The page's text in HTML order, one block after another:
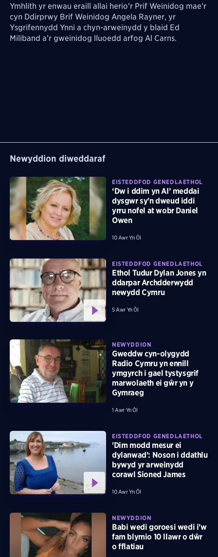
Ymhlith yr enwau eraill allai herio'r Prif Weinidog mae’r
cyn Ddirprwy Brif Weinidog Angela Rayner, yr
Ysgrifennydd Ynni a chyn-arweinydd y blaid Ed
Miliband a’r gweinidog lluoedd arfog Al Carns.
Newyddion diweddaraf
EISTEDDFOD GENEDLAETHOL
‘Dw i ddim yn AI’ meddai
dysgwr sy'n dweud iddi
yrru nofel at wobr Daniel
Owen
10 Awr Yn Ôl
EISTEDDFOD GENEDLAETHOL
Ethol Tudur Dylan Jones yn
ddarpar Archdderwydd
newydd Cymru
5 Awr Yn Ôl
NEWYDDION
Gweddw cyn-olygydd
Radio Cymru yn ennill
ymgyrch i gael tystysgrif
marwolaeth ei gŵr yn y
Gymraeg
1 Awr Yn Ôl
EISTEDDFOD GENEDLAETHOL
'Dim modd mesur ei
dylanwad': Noson i ddathlu
bywyd yr arweinydd
corawl Sioned James
10 Awr Yn Ôl
NEWYDDION
Babi wedi goroesi wedi i'w
fam blymio 10 llawr o dŵr
o fflatiau